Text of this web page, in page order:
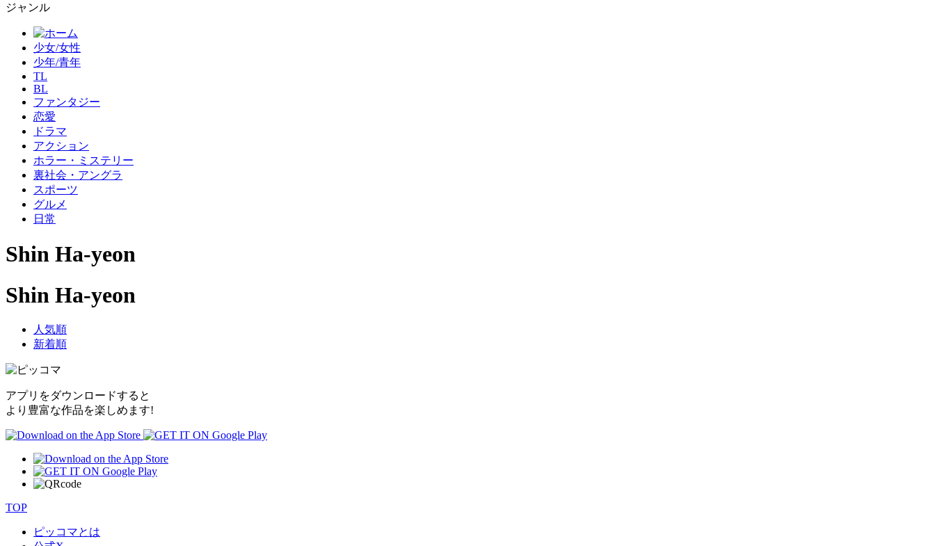
ジャンル
少女/女性
少年/青年
TL
BL
ファンタジー
恋愛
ドラマ
アクション
ホラー・ミステリー
裏社会・アングラ
スポーツ
グルメ
日常
Shin Ha-yeon
Shin Ha-yeon
人気順
新着順
アプリをダウンロードすると
より豊富な作品を楽しめます!
TOP
ピッコマとは